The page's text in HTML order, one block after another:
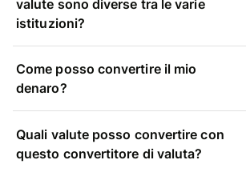
valute sono diverse tra le varie
istituzioni?
Come posso convertire il mio
denaro?
Quali valute posso convertire con
questo convertitore di valuta?